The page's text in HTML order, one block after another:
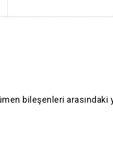
bileşenleri arasındaki